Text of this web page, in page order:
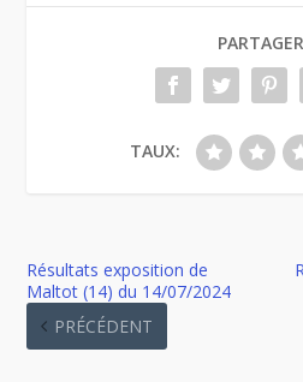
TAUX:
Résultats exposition de
Maltot (14) du 14/07/2024
PRÉCÉDENT